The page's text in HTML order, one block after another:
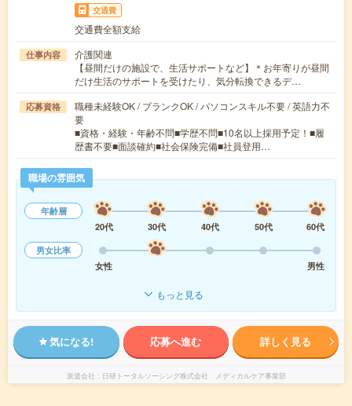
交通費
交通費全額支給
仕事内容
介護関連
【昼間だけの施設で、生活サポートなど】＊お年寄りが昼間
だけ生活のサポートを受けたり、気分転換できるデ…
応募資格
職種未経験OK / ブランクOK / パソコンスキル不要 / 英語力不
要
■資格・経験・年齢不問■学歴不問■10名以上採用予定！■履
歴書不要■面談確約■社会保険完備■社員登用…
職場の雰囲気
年齢層
20代
30代 40代 50代
60代
男女比率
女性
男性
もっと見る
気になる! 応募へ進む 詳しく見る
派遣会社 日研トータルソーシング株式会社 メディカルケア事業部